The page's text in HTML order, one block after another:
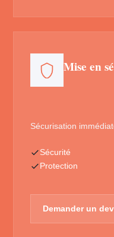
Mise en
Sécurisation
Sécurité
Protection
Demander un